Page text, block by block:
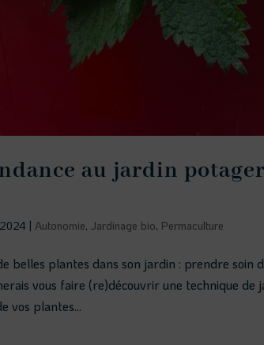
au jardin
| Autonomie,Jardinage bio, Permaculture
belles plantes dans son jardin : prendre soin
vous faire (re)découvrir une technique
vos plantes...